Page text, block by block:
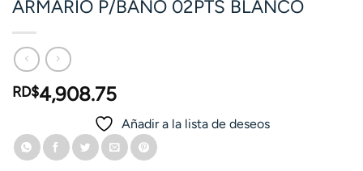
ARMARIO P/BAÑO 02PTS BLANCO
RD$4,908.75
Añadir a la lista de deseos